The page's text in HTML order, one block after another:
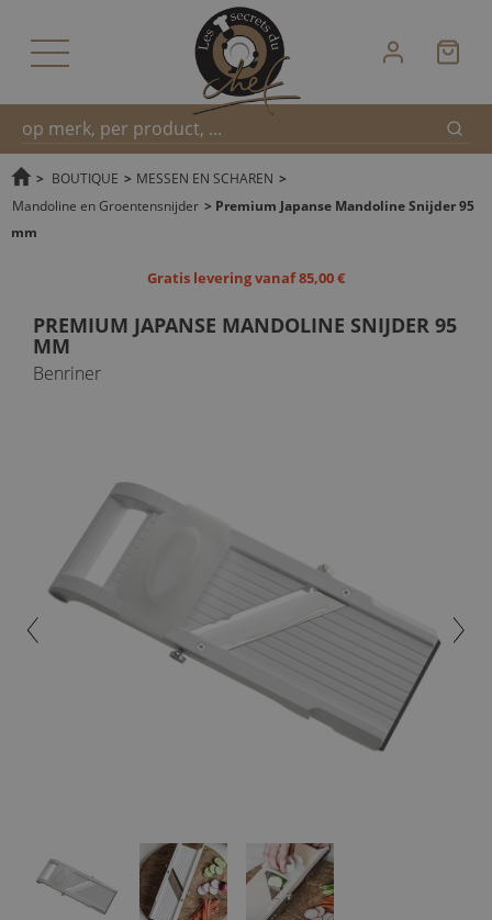
Snel
> BOUTIQUE > MESSEN EN SCHAREN >
Mandoline en Groentensnijder > Premium Japanse Mandoline Snijder 95
mm
Gratis levering vanaf 85,00 €
PREMIUM JAPANSE MANDOLINE SNIJDER 95
MM
Benriner